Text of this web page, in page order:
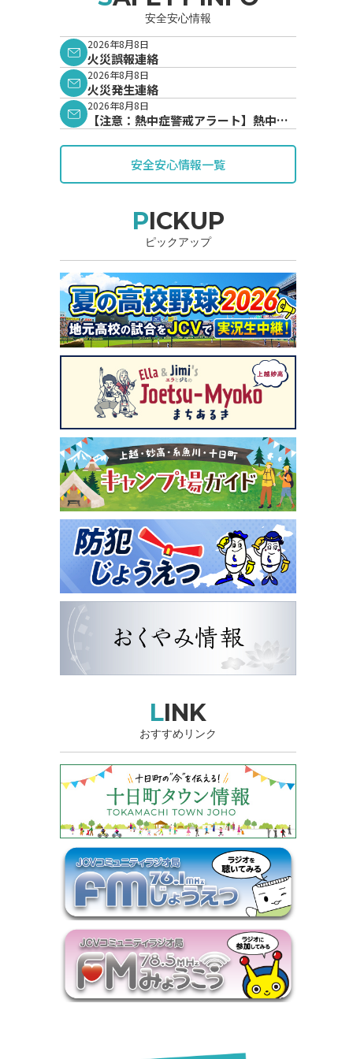
安全安心情報
2026年8月8日
火災誤報連絡
2026年8月8日
火災発生連絡
2026年8月8日
【注意：熱中症警戒アラート】熱中症
安全安心情報一覧
PICKUP
ピックアップ
LINK
おすすめリンク